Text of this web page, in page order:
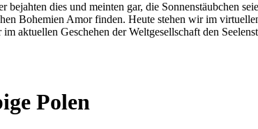
dies und meinten gar, die Sonnenstäubchen
Bohemien Amor finden. Heute stehen wir im
aktuellen Geschehen der Weltgesellschaft den
Polen